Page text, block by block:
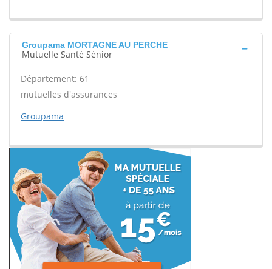
Groupama MORTAGNE AU PERCHE
Mutuelle Santé Sénior
Département: 61
mutuelles d'assurances
Groupama